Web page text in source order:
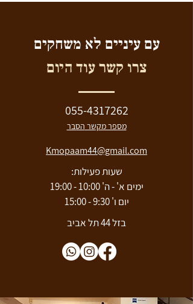
עם עיניים לא משחקים
צרו קשר עוד היום
055-4317262
Kmopaam44@gmail.com
שעות פעילות:
ימים א' - ה' 10:00 - 19:00
יום ו' 9:30 - 15:00
בזל 44 תל אביב
מספר מקשר הסבר